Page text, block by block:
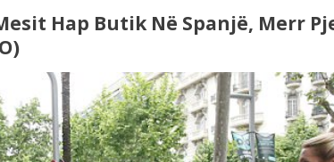
Hap Butik Në Spanjë, Merr